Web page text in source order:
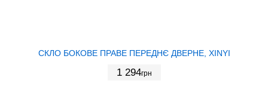
СКЛО БОКОВЕ ПРАВЕ ПЕРЕДНЄ ДВЕРНЕ, XINYI
1 294грн